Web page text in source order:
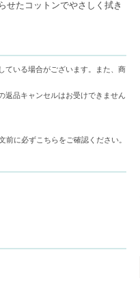
に導く
せたコットンでやさしく拭き
ている場合がございます。また、商
返品キャンセルはお受けできません
前に必ずこちらをご確認ください。